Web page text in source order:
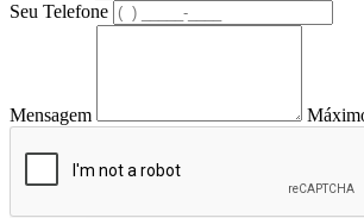
Seu Telefone
Mensagem